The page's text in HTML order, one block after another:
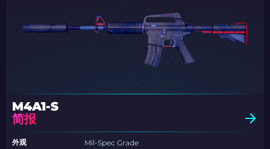
M4A1-S
简报
外观
Mil-Spec Grade